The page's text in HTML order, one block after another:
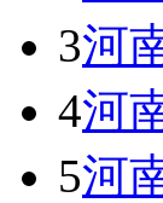
3河
4河
5河